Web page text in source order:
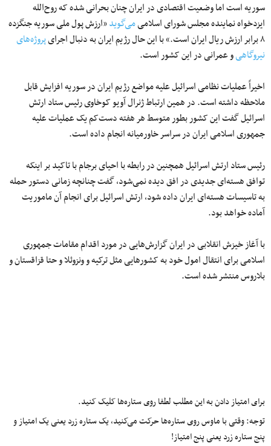
سوریه است اما وضعیت اقتصادی در ایران چنان بحرانی شده که روح‌الله
ایزدخواه نماینده مجلس شورای اسلامیمی‌گوید«ارزش پول ملی سوریه جنگزده
۸ برابر ارزش ریال ایران است.» با این حال رژیم ایران به دنبال اجرای
پروژه‌های
نیروگاهیو عمرانی در این کشور است.
اخیراً عملیات نظامی اسرائیل علیه مواضع رژیم ایران در سوریه افزایش قابل
ملاحظه داشته است. در همین ارتباط ژنرال آویو کوخاوی رئیس ستاد ارتش
اسرائیل گفت این کشور بطور متوسط هر هفته دست‌کم یک عملیات علیه
جمهوری اسلامی ایران در سراسر خاورمیانه انجام داده است.
رئیس ستاد ارتش اسرائیل همچنین در رابطه با احیای برجام با تاکید بر اینکه
توافق هسته‌ای جدیدی در افق دیده نمی‌شود، گفت چنانچه زمانی دستور حمله
به تاسیسات هسته‌ای ایران داده شود، ارتش اسرائیل برای انجام آن ماموریت
آماده خواهد بود.
با آغاز خیزش انقلابی در ایران گزارش‌هایی در مورد اقدام مقامات جمهوری
اسلامی برای انتقال امول خود به کشورهایی مثل ترکیه و ونزوئلا و حتا قزاقستان و
بلاروس منتشر شده است.
برای امتیاز دادن به این مطلب لطفا روی ستاره‌ها کلیک کنید.
توجه: وقتی با ماوس روی ستاره‌ها حرکت می‌کنید، یک ستاره زرد یعنی یک امتیاز و
پنج ستاره زرد یعنی پنج امتیاز!